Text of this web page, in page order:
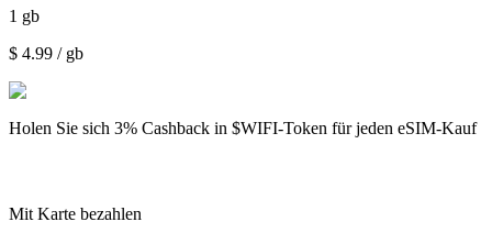
1 gb
$ 4.99 / gb
Holen Sie sich 3% Cashback in $WIFI-Token für jeden eSIM-Kauf
Mit Karte bezahlen